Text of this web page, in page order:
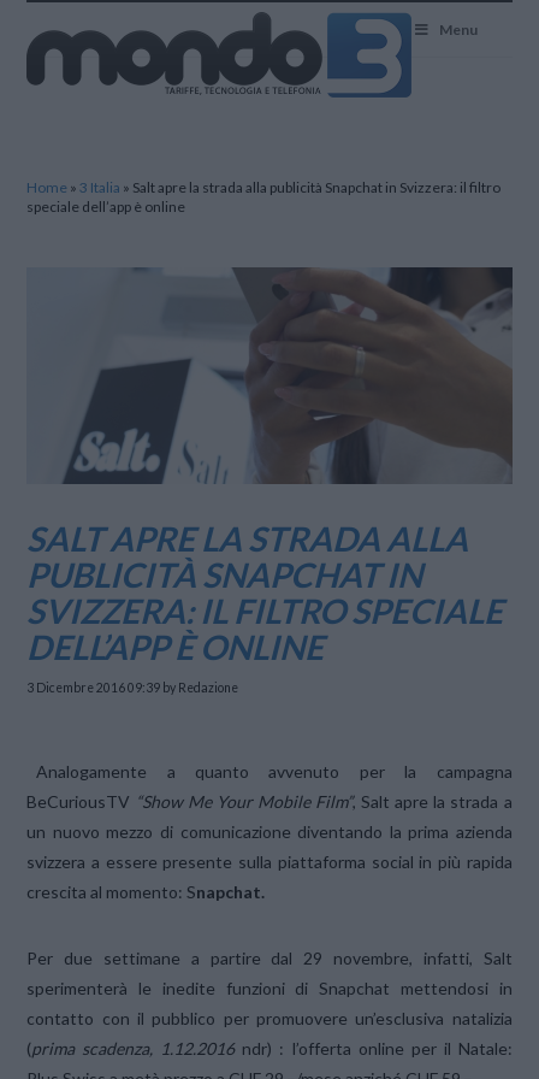
Menu
Home »3 Italia » Salt apre la strada alla publicità Snapchat in Svizzera: il filtro
speciale dell’app è online
SALT APRE LA STRADA ALLA
PUBLICITÀ SNAPCHAT IN
SVIZZERA: IL FILTRO SPECIALE
DELL’APP È ONLINE
3 Dicembre 2016 09:39 by Redazione
Analogamente a quanto avvenuto per la campagna
BeCuriousTV “Show Me Your Mobile Film”, Salt apre la strada a
un nuovo mezzo di comunicazione diventando la prima azienda
svizzera a essere presente sulla piattaforma social in più rapida
crescita al momento: Snapchat.
Per due settimane a partire dal 29 novembre, infatti, Salt
sperimenterà le inedite funzioni di Snapchat mettendosi in
contatto con il pubblico per promuovere un’esclusiva natalizia
(prima scadenza, 1.12.2016 ndr) : l’offerta online per il Natale: